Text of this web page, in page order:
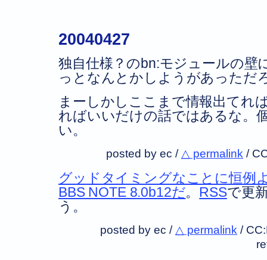
20040427
独自仕様？のbn:モジュールの壁
っとなんとかしようがあっただ
まーしかしここまで情報出てれ
ればいいだけの話ではあるな。
い。
posted by ec / △ permalink /
グッドタイミングなことに恒例
BBS NOTE 8.0b12だ。 RSSで更
う。
posted by ec / △ permalink /